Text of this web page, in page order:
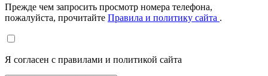
Прежде чем запросить просмотр номера телефона,
пожалуйста, прочитайте Правила и политику сайта .
Я согласен с правилами и политикой сайта